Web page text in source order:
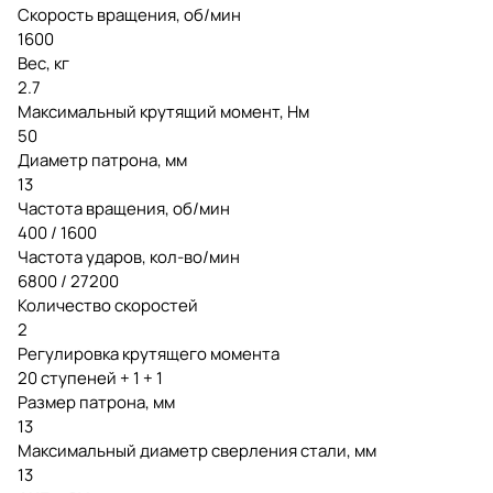
Скорость вращения, об/мин
1600
Вес, кг
2.7
Максимальный крутящий момент, Нм
50
Диаметр патрона, мм
13
Частота вращения, об/мин
400 / 1600
Частота ударов, кол-во/мин
6800 / 27200
Количество скоростей
2
Регулировка крутящего момента
20 ступеней + 1 + 1
Размер патрона, мм
13
Максимальный диаметр сверления стали, мм
13